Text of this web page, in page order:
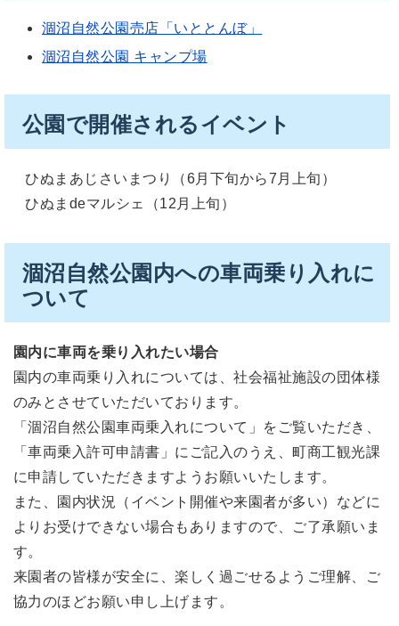
涸沼自然公園売店「いととんぼ」
涸沼自然公園 キャンプ場
公園で開催されるイベント
ひぬまあじさいまつり（6月下旬から7月上旬）
ひぬまdeマルシェ（12月上旬）
涸沼自然公園内への車両乗り入れに
ついて
園内に車両を乗り入れたい場合
園内の車両乗り入れについては、社会福祉施設の団体様
のみとさせていただいております。
「涸沼自然公園車両乗入れについて」をご覧いただき、
「車両乗入許可申請書」にご記入のうえ、町商工観光課
に申請していただきますようお願いいたします。
また、園内状況（イベント開催や来園者が多い）などに
よりお受けできない場合もありますので、ご了承願いま
す。
来園者の皆様が安全に、楽しく過ごせるようご理解、ご
協力のほどお願い申し上げます。